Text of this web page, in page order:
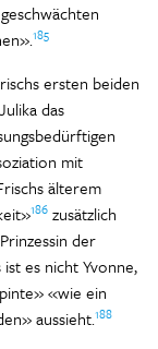
185
ersten beiden
das
mit
älterem
186 zusätzlich
der
ist es nicht Yvonne,
«wie ein
aussieht.188